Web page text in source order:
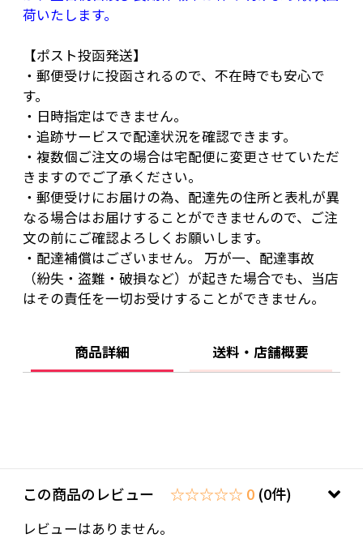
ン・トリエチルヘキサノイン・水酸化Na・炭酸
ジアルキル（C14，15）・フェノキシエタノール
リニューアルによる商品名・容量・パッケージ
等の変更が予告なく行われる場合があります。
荷いたします。
【ポスト投函発送】
・郵便受けに投函されるので、不在時でも安心で
す。
・日時指定はできません。
・追跡サービスで配達状況を確認できます。
・複数個ご注文の場合は宅配便に変更させていただ
きますのでご了承ください。
・郵便受けにお届けの為、配達先の住所と表札が異
なる場合はお届けすることができませんので、ご注
文の前にご確認よろしくお願いします。
・配達補償はございません。 万が一、配達事故
（紛失・盗難・破損など）が起きた場合でも、当店
はその責任を一切お受けすることができません。
商品詳細 送料・店舗概要
この商品のレビュー ☆☆☆☆☆ 0 (0件)
レビューはありません。